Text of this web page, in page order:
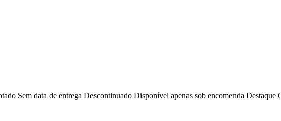
Sem data de entrega Descontinuado Disponível apenas sob encomenda Destaque